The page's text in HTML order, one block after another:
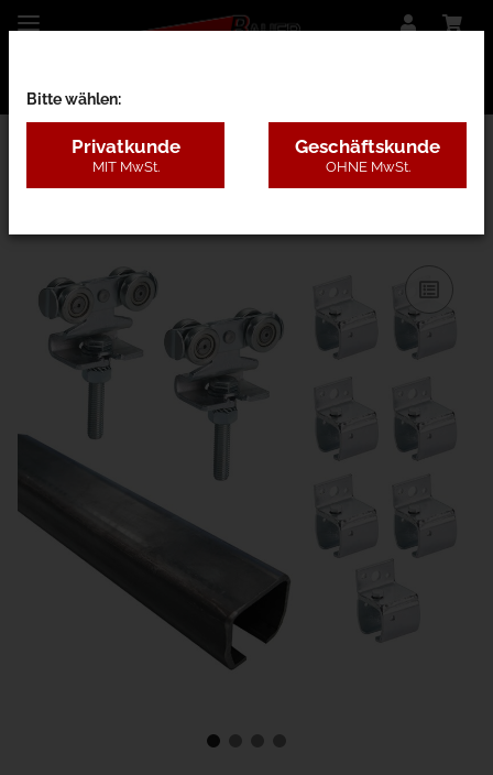
13HBB - 180kg VZ
Bitte wählen:
Privatkunde
MIT MwSt.
Geschäftskunde
OHNE MwSt.